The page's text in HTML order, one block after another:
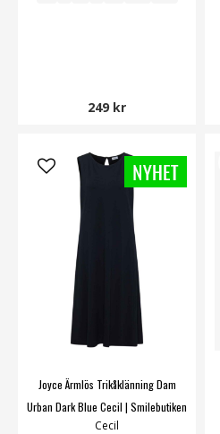
249 kr
Joyce Ärmlös Trikåklänning Dam
Urban Dark Blue Cecil | Smilebutiken
Cecil